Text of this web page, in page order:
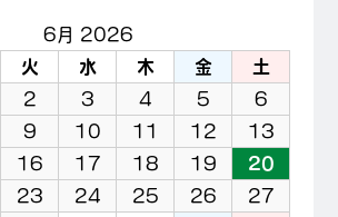
6月 2026
火 水 木 金
土
2 3 4 5
6
9 10 11 12
13
16 17 18 19
20
23 24 25 26
27